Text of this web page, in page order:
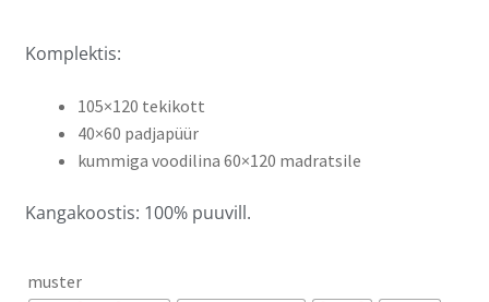
Komplektis:
105×120 tekikott
40×60 padjapüür
kummiga voodilina 60×120 madratsile
Kangakoostis: 100% puuvill.
muster